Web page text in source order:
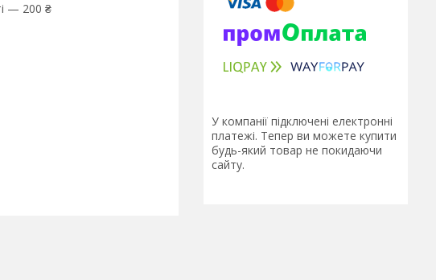
— 200 ₴
У компанії підключені електронні
платежі. Тепер ви можете купити
будь-який товар не покидаючи
сайту.